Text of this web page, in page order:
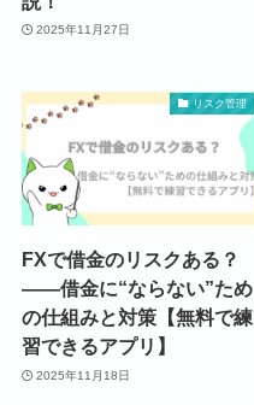
2025年11月27日
リスク管理
FXで借金のリスクある？
――借金に“ならない”ため
の仕組みと対策【無料で練
習できるアプリ】
2025年11月18日